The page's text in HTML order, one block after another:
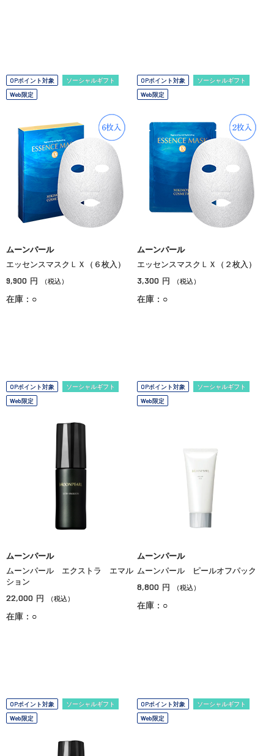
OPポイント対象
ソーシャルギフト
Web限定
ムーンパール
エッセンスマスクＬＸ（６枚入）
9,900 円 （税込）
在庫：○
OPポイント対象
ソーシャルギフト
Web限定
ムーンパール
エッセンスマスクＬＸ（２枚入）
3,300 円 （税込）
在庫：○
OPポイント対象
ソーシャルギフト
Web限定
ムーンパール
ムーンパール エクストラ エマル
ション
22,000 円 （税込）
在庫：○
OPポイント対象
ソーシャルギフト
Web限定
ムーンパール
ムーンパール ピールオフパック
8,800 円 （税込）
在庫：○
OPポイント対象
ソーシャルギフト
Web限定
OPポイント対象
ソーシャルギフト
Web限定